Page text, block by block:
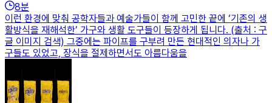
8분
이런 환경에 맞춰 공학자들과 예술가들이 함께 고민한 끝에 ‘기존의 생
활방식을 재해석한’ 가구와 생활 도구들이 등장하게 됩니다. (출처 : 구
글 이미지 검색) 그중에는 파이프를 구부려 만든 현대적인 의자나 가
구들도 있었고, 장식을 절제하면서도 아름다움을